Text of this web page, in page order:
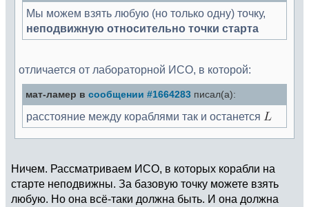
Мы можем взять любую (но только одну) точку,
неподвижную относительно точки старта
отличается от лабораторной ИСО, в которой:
мат-ламер в сообщении #1664283 писал(а):
расстояние между кораблями так и останется
Ничем. Рассматриваем ИСО, в которых корабли на
старте неподвижны. За базовую точку можете взять
любую. Но она всё-таки должна быть. И она должна